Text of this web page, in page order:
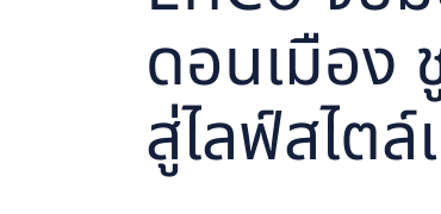
ดอนเมือง
สู่ไลฟ์สไต